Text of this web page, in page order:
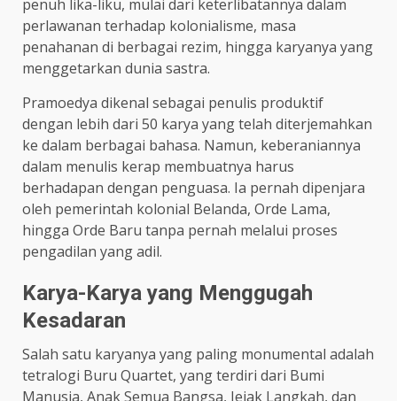
penuh lika-liku, mulai dari keterlibatannya dalam
perlawanan terhadap kolonialisme, masa
penahanan di berbagai rezim, hingga karyanya yang
menggetarkan dunia sastra.
Pramoedya dikenal sebagai penulis produktif
dengan lebih dari 50 karya yang telah diterjemahkan
ke dalam berbagai bahasa. Namun, keberaniannya
dalam menulis kerap membuatnya harus
berhadapan dengan penguasa. Ia pernah dipenjara
oleh pemerintah kolonial Belanda, Orde Lama,
hingga Orde Baru tanpa pernah melalui proses
pengadilan yang adil.
Karya-Karya yang Menggugah
Kesadaran
Salah satu karyanya yang paling monumental adalah
tetralogi Buru Quartet, yang terdiri dari Bumi
Manusia, Anak Semua Bangsa, Jejak Langkah, dan